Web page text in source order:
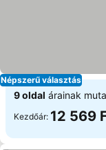
Népszerű választás
9 oldal árainak
Kezdőár: 12 569